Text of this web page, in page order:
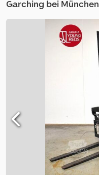
Garching bei München